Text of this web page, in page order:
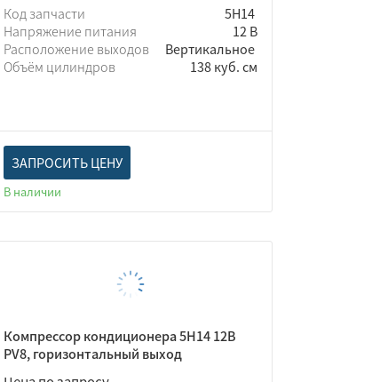
Код запчасти
5Н14
Напряжение питания
12 В
Расположение выходов
Вертикальное
Объём цилиндров
138 куб. см
ЗАПРОСИТЬ ЦЕНУ
В наличии
Компрессор кондиционера 5Н14 12В
PV8, горизонтальный выход